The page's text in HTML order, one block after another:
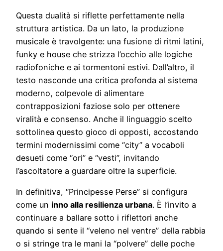
Questa dualità si riflette perfettamente nella
struttura artistica. Da un lato, la produzione
musicale è travolgente: una fusione di ritmi latini,
funky e house che strizza l’occhio alle logiche
radiofoniche e ai tormentoni estivi. Dall’altro, il
testo nasconde una critica profonda al sistema
moderno, colpevole di alimentare
contrapposizioni faziose solo per ottenere
viralità e consenso. Anche il linguaggio scelto
sottolinea questo gioco di opposti, accostando
termini modernissimi come “city” a vocaboli
desueti come “ori” e “vesti”, invitando
l’ascoltatore a guardare oltre la superficie.
In definitiva, “Principesse Perse” si configura
come un inno alla resilienza urbana. È l’invito a
continuare a ballare sotto i riflettori anche
quando si sente il “veleno nel ventre” della rabbia
o si stringe tra le mani la “polvere” delle poche